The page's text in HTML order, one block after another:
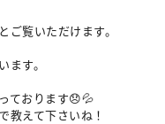
ご覧いただけます。
ます。
ております😞💦
教えて下さいね！